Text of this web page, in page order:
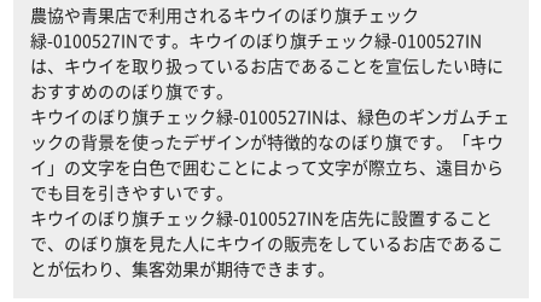
農協や青果店で利用されるキウイのぼり旗チェック
緑-0100527INです。キウイのぼり旗チェック緑-0100527IN
は、キウイを取り扱っているお店であることを宣伝したい時に
おすすめののぼり旗です。
キウイのぼり旗チェック緑-0100527INは、緑色のギンガムチェ
ックの背景を使ったデザインが特徴的なのぼり旗です。「キウ
イ」の文字を白色で囲むことによって文字が際立ち、遠目から
でも目を引きやすいです。
キウイのぼり旗チェック緑-0100527INを店先に設置すること
で、のぼり旗を見た人にキウイの販売をしているお店であるこ
とが伝わり、集客効果が期待できます。